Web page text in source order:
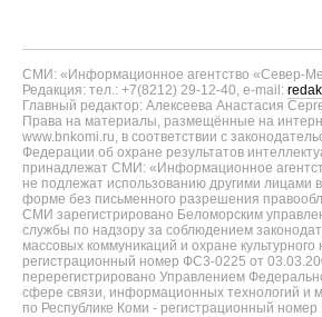
СМИ: «Информационное агентство «Север-
Редакция: тел.: +7(8212) 29-12-40, e-mail:
Главный редактор: Алексеева Анастасия
Права на материалы, размещённые на
www.bnkomi.ru, в соответствии с
Федерации об охране результатов
принадлежат СМИ: «Информационное
не подлежат использованию другими лицами
форме без письменного разрешения
СМИ зарегистрировано Беломорским
службы по надзору за соблюдением
массовых коммуникаций и охране культурного
регистрационный номер ФС3-0225 от
перерегистрировано Управлением
сфере связи, информационных технологий и
по Республике Коми - регистрационный